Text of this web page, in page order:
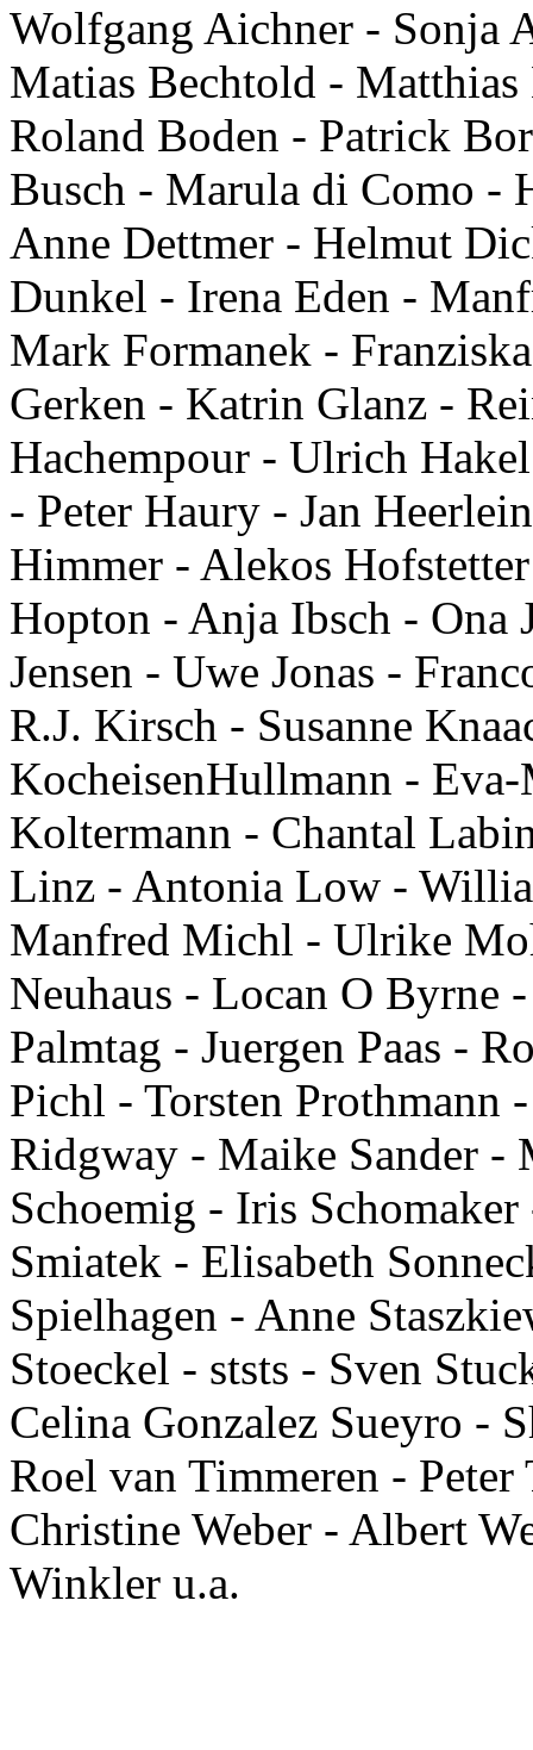
Wolfgang Aichner - Sonja
Matias Bechtold -
Roland Boden - Patrick
Busch - Marula di Como -
Anne Dettmer - Helmut
Dunkel - Irena Eden -
Mark Formanek -
Gerken - Katrin Glanz -
Hachempour - Ulrich
- Peter Haury - Jan
Himmer - Alekos
Hopton - Anja Ibsch - Ona
Jensen - Uwe Jonas -
R.J. Kirsch - Susanne
KocheisenHullmann -
Koltermann - Chantal
Linz - Antonia Low -
Manfred Michl - Ulrike
Neuhaus - Locan O Byrne
Palmtag - Juergen Paas -
Pichl - Torsten Prothmann
Ridgway - Maike Sander -
Schoemig - Iris
Smiatek - Elisabeth
Spielhagen - Anne
Stoeckel - ststs - Sven
Celina Gonzalez Sueyro -
Roel van Timmeren -
Christine Weber - Albert
Winkler u.a.